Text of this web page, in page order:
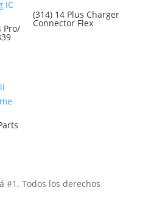
Pro/
(314) 14 Plus Charger
Connector Flex
#1. Todos los derechos